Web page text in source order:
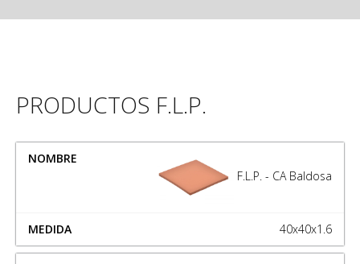
PRODUCTOS F.L.P.
NOMBRE MEDIDA
F.L.P. - CA Baldosa
40x40x1.6